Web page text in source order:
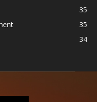
35
35
34